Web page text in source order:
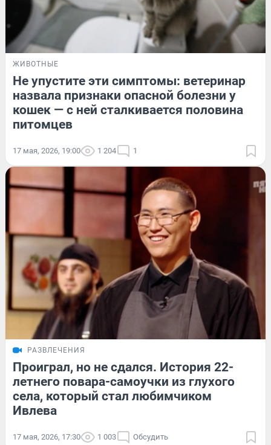
ЖИВОТНЫЕ
Не упустите эти симптомы: ветеринар
назвала признаки опасной болезни у
кошек — с ней сталкивается половина
питомцев
17 мая, 2026, 19:00 1 204 1
РАЗВЛЕЧЕНИЯ
Проиграл, но не сдался. История 22-
летнего повара-самоучки из глухого
села, который стал любимчиком
Ивлева
17 мая, 2026, 17:30 1 003 Обсудить